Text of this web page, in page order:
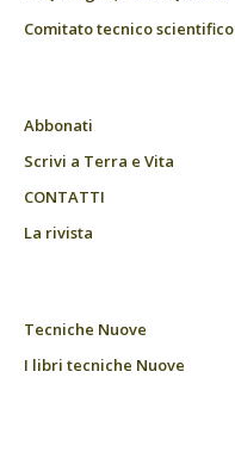
Comitato tecnico scientifico
Abbonati
Scrivi a Terra e Vita
CONTATTI
La rivista
Tecniche Nuove
I libri tecniche Nuove